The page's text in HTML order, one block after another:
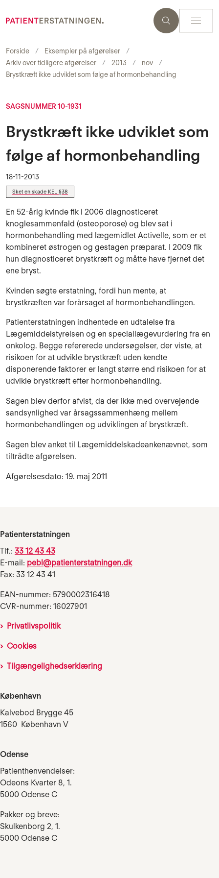
Forside
Eksempler på afgørelser
Arkiv over tidligere afgørelser
2013
nov
Brystkræft ikke udviklet som følge af hormonbehandling
SAGSNUMMER 10-1931
Brystkræft ikke udviklet som
følge af hormonbehandling
18-11-2013
Sket en skade KEL §38
En 52-årig kvinde fik i 2006 diagnosticeret
knoglesammenfald (osteoporose) og blev sat i
hormonbehandling med lægemidlet Activelle, som er et
kombineret østrogen og gestagen præparat. I 2009 fik
hun diagnosticeret brystkræft og måtte have fjernet det
ene bryst.
Kvinden søgte erstatning, fordi hun mente, at
brystkræften var forårsaget af hormonbehandlingen.
Patienterstatningen indhentede en udtalelse fra
Lægemiddelstyrelsen og en speciallægevurdering fra en
onkolog. Begge refererede undersøgelser, der viste, at
risikoen for at udvikle brystkræft uden kendte
disponerende faktorer er langt større end risikoen for at
udvikle brystkræft efter hormonbehandling.
Sagen blev derfor afvist, da der ikke med overvejende
sandsynlighed var årsagssammenhæng mellem
hormonbehandlingen og udviklingen af brystkræft.
Sagen blev anket til Lægemiddelskadeankenævnet, som
tiltrådte afgørelsen.
Afgørelsesdato: 19. maj 2011
Patienterstatningen
Tlf.: 33 12 43 43
E-mail: pebl@patienterstatningen.dk
Fax: 33 12 43 41
EAN-nummer: 5790002316418
CVR-nummer: 16027901
Privatlivspolitik
Cookies
Tilgængelighedserklæring
København
Kalvebod Brygge 45
1560 København V
Odense
Patienthenvendelser:
Odeons Kvarter 8, 1.
5000 Odense C
Pakker og breve:
Skulkenborg 2, 1.
5000 Odense C